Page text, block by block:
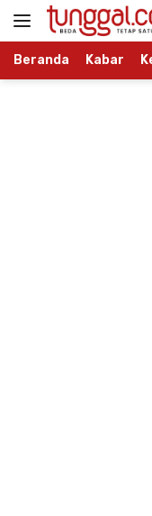
Langsung
Beranda Kabar